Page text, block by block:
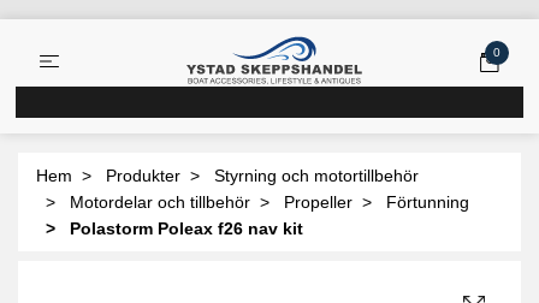
0
Hem Produkter
Styrning och motortillbehör
Motordelar och tillbehör
Propeller
Förtunning
Polastorm Poleax f26 nav kit